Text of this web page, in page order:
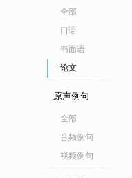
全部
口语
书面语
论文
原声例句
全部
音频例句
视频例句